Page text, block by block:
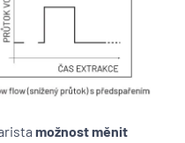
možnost měnit